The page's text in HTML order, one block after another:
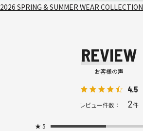
2026 SPRING & SUMMER WEAR COLLECTION
REVIEW
お客様の声
4.5
レビュー件数： 2件
★ 5